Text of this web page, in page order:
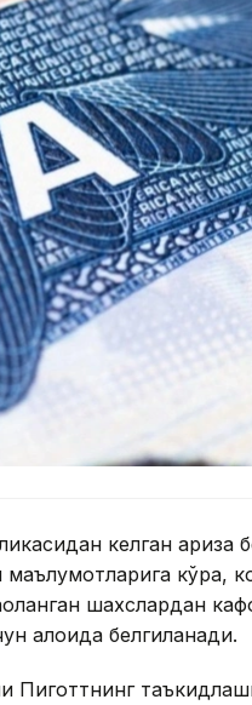
келган ариза
кўра,
шахслардан
алоҳида белгиланади.